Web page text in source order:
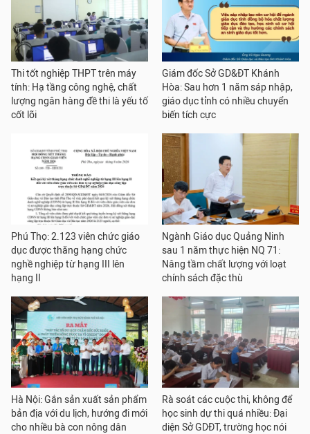
Thi tốt nghiệp THPT trên máy
tính: Hạ tầng công nghệ, chất
lượng ngân hàng đề thi là yếu tố
cốt lõi
Giám đốc Sở GD&ĐT Khánh
Hòa: Sau hơn 1 năm sáp nhập,
giáo dục tỉnh có nhiều chuyển
biến tích cực
Phú Thọ: 2.123 viên chức giáo
dục được thăng hạng chức
nghề nghiệp từ hạng III lên
hạng II
Ngành Giáo dục Quảng Ninh
sau 1 năm thực hiện NQ 71:
Nâng tầm chất lượng với loạt
chính sách đặc thù
Hà Nội: Gắn sản xuất sản phẩm
bản địa với du lịch, hướng đi mới
cho nhiều bà con nông dân
Rà soát các cuộc thi, không để
học sinh dự thi quá nhiều: Đại
diện Sở GDĐT, trường học nói